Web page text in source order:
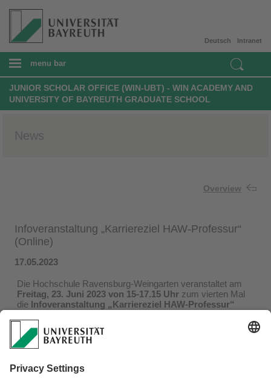
Intranet
Deutsch
menu bar
JUNIOR SCHOLAR OFFICE (WIN-UBT) - WIN ACADEMY AND
UNIVERSITY OF BAYREUTH GRADUATE SCHOOL
News
Overview
Infoveranstaltung „Karriereziel HAW-Professur“
(Online)
17.05.2023
Die Hochschule Ravensburg-Weingarten veranstaltet am
Freitag, 23. Juni 2023 von 15-17.15 Uhr zum vierten Mal
die Infoveranstaltung „Karriereziel HAW-Professur“
Hochschulen für angewandte Wissenschaften (HAW),
Voraussetzungen und Berufsbild der HAW-Professur.